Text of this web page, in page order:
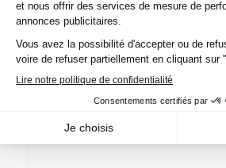
Le21/09/26,22/09/26,
28/09/26
Nîmes – Marguerittes
12 / 10